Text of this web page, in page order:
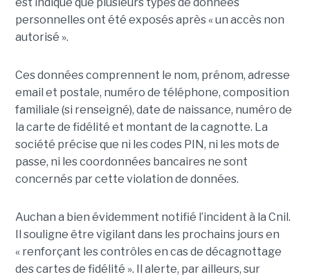
est indiqué que plusieurs types de données
personnelles ont été exposés après « un accès non
autorisé ».
Ces données comprennent le nom, prénom, adresse
email et postale, numéro de téléphone, composition
familiale (si renseigné), date de naissance, numéro de
la carte de fidélité et montant de la cagnotte. La
société précise que ni les codes PIN, ni les mots de
passe, ni les coordonnées bancaires ne sont
concernés par cette violation de données.
Auchan a bien évidemment notifié l’incident à la Cnil.
Il souligne être vigilant dans les prochains jours en
« renforçant les contrôles en cas de décagnottage
des cartes de fidélité ». Il alerte, par ailleurs, sur